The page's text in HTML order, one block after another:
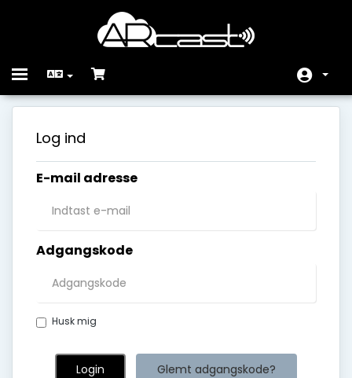
Toggle
Store
Annonceringer
Vidensdatabase
Netværksstatus
Log ind
E-mail adresse
Adgangskode
Husk mig
Glemt adgangskode?